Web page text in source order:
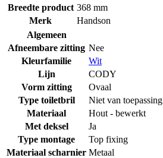
Breedte product 368 mm
Merk
Handson
Algemeen
Afneembare zitting Nee
Kleurfamilie
Wit
Lijn
CODY
Vorm zitting
Ovaal
Type toiletbril
Niet van toepassing
Materiaal
Hout - bewerkt
Met deksel
Ja
Type montage
Top fixing
Materiaal scharnier Metaal